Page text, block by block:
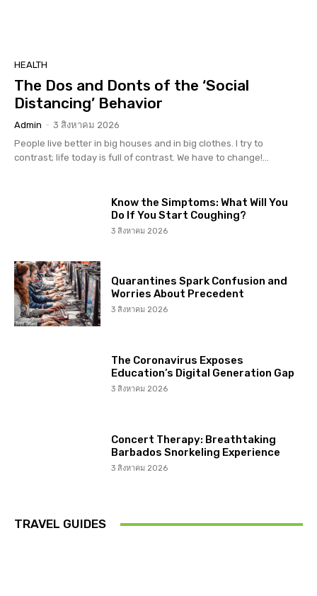
HEALTH
The Dos and Donts of the ‘Social
Distancing’ Behavior
Admin - 3 สิงหาคม 2026
People live better in big houses and in big clothes. I try to
contrast; life today is full of contrast. We have to change!...
Know the Simptoms: What Will You
Do If You Start Coughing?
3 สิงหาคม 2026
Quarantines Spark Confusion and
Worries About Precedent
3 สิงหาคม 2026
The Coronavirus Exposes
Education’s Digital Generation Gap
3 สิงหาคม 2026
Concert Therapy: Breathtaking
Barbados Snorkeling Experience
3 สิงหาคม 2026
TRAVEL GUIDES